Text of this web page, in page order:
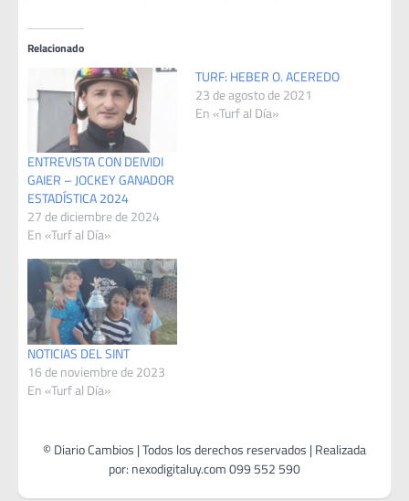
Relacionado
ENTREVISTA CON DEIVIDI
GAIER – JOCKEY GANADOR
ESTADÍSTICA 2024
27 de diciembre de 2024
En «Turf al Día»
TURF: HEBER O. ACEREDO
23 de agosto de 2021
En «Turf al Día»
NOTICIAS DEL SINT
16 de noviembre de 2023
En «Turf al Día»